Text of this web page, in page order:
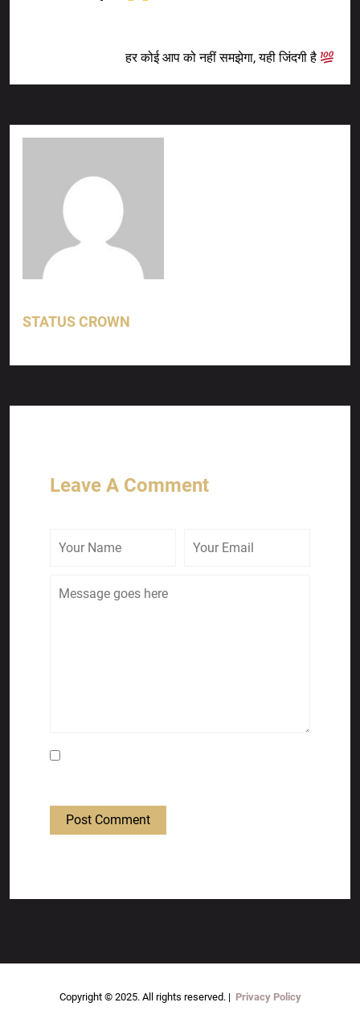
हर कोई आप को नहीं समझेगा, यही जिंदगी है
STATUS CROWN
Leave A Comment
Post Comment
Copyright © 2025. All rights reserved. | Privacy Policy